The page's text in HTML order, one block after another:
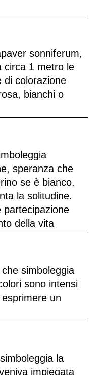
sonniferum,
circa 1 metro le
di colorazione
bianchi o
speranza che
se è bianco.
la solitudine.
partecipazione
della vita
simboleggia
sono intensi
un
la
impiegata